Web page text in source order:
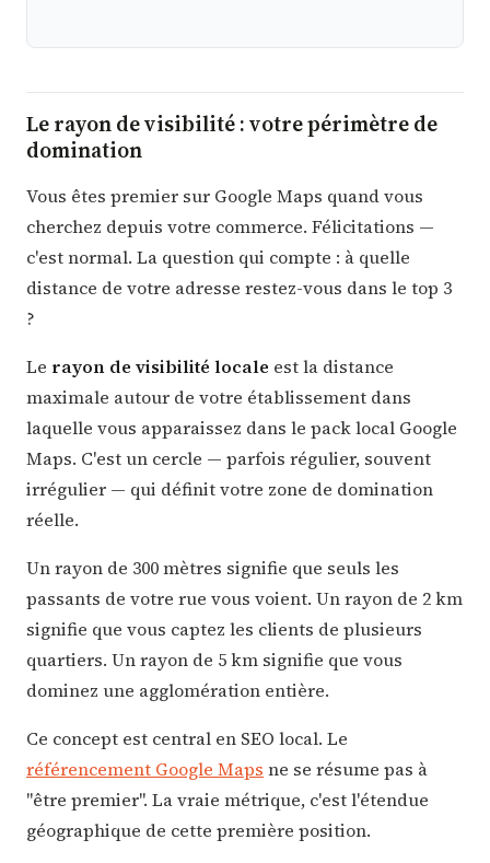
Le rayon de visibilité : votre périmètre de
domination
Vous êtes premier sur Google Maps quand vous
cherchez depuis votre commerce. Félicitations —
c'est normal. La question qui compte : à quelle
distance de votre adresse restez-vous dans le top 3
?
Le rayon de visibilité locale est la distance
maximale autour de votre établissement dans
laquelle vous apparaissez dans le pack local Google
Maps. C'est un cercle — parfois régulier, souvent
irrégulier — qui définit votre zone de domination
réelle.
Un rayon de 300 mètres signifie que seuls les
passants de votre rue vous voient. Un rayon de 2 km
signifie que vous captez les clients de plusieurs
quartiers. Un rayon de 5 km signifie que vous
dominez une agglomération entière.
Ce concept est central en SEO local. Le
référencement Google Maps ne se résume pas à
"être premier". La vraie métrique, c'est l'étendue
géographique de cette première position.